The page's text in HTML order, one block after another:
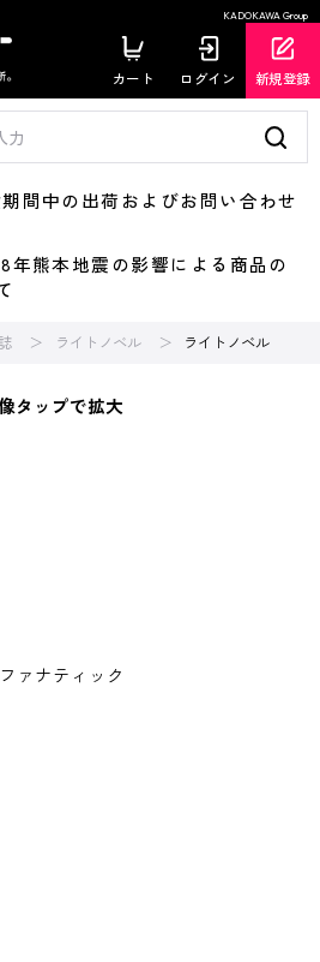
KADOKAWA Group
カート ログイン 新規登録
中の出荷およびお問い合わせ
熊本地震の影響による商品の
ライトノベル ライトノベル
タップで拡大